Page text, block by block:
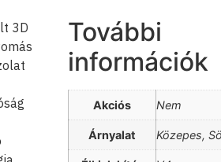
3D
További
információk
Akciós Nem
Árnyalat Közepes,